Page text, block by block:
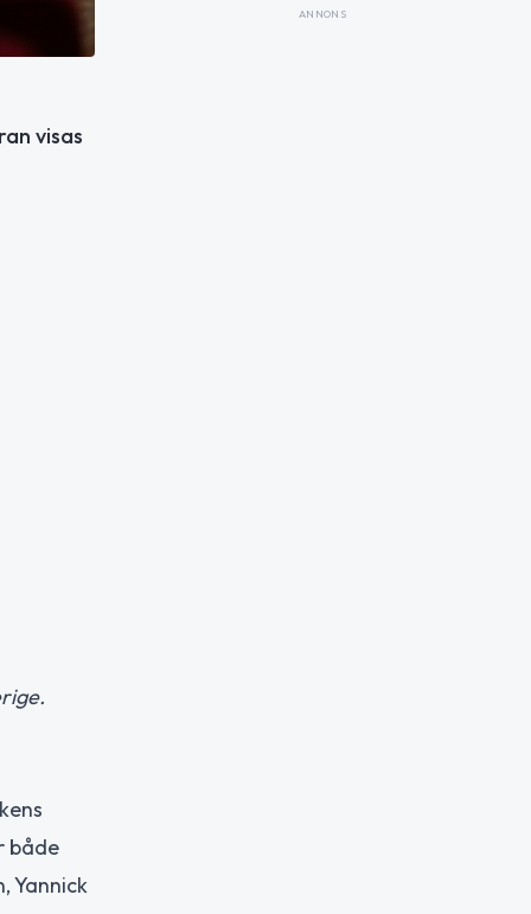
visas
både
Yannick
ANNONS